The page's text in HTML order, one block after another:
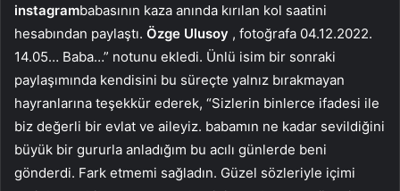
instagrambabasının kaza anında kırılan kol saatini
hesabından paylaştı. Özge Ulusoy , fotoğrafa 04.12.2022.
14.05… Baba…” notunu ekledi. Ünlü isim bir sonraki
paylaşımında kendisini bu süreçte yalnız bırakmayan
hayranlarına teşekkür ederek, “Sizlerin binlerce ifadesi ile
biz değerli bir evlat ve aileyiz. babamın ne kadar sevildiğini
büyük bir gururla anladığım bu acılı günlerde beni
gönderdi. Fark etmemi sağladın. Güzel sözleriyle içimi